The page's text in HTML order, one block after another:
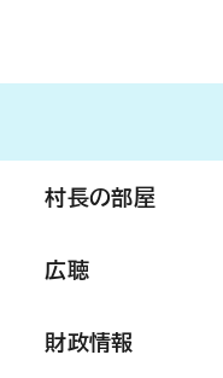
村長の部屋
広聴
財政情報